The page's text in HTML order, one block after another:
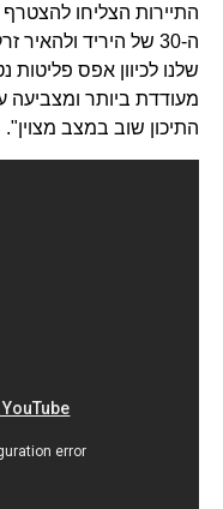
התיירות הצליחו להצטרף
ה-30 של היריד ולהאיר
שלנו לכיוון אפס פליטות
מעודדת ביותר ומצביעה
התיכון שוב במצב מצוין".